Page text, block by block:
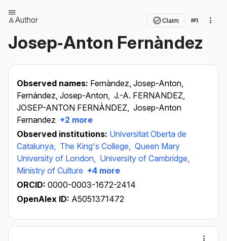
Author Claim
Josep‐Anton Fernàndez
Observed names: Fernàndez, Josep-Anton,
Fernández, Josep-Anton, J.-A. FERNANDEZ,
JOSEP-ANTON FERNÀNDEZ, Josep-Anton
Fernandez +2 more
Observed institutions: Universitat Oberta de
Catalunya, The King's College, Queen Mary
University of London, University of Cambridge,
Ministry of Culture +4 more
ORCID: 0000-0003-1672-2414
OpenAlex ID: A5051371472